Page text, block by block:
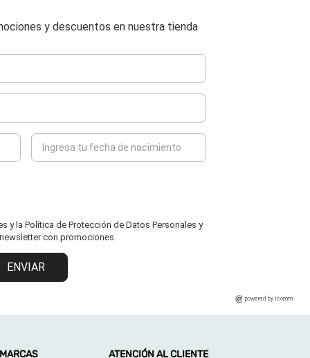
y descuentos en nuestra tienda
y la Política de Protección de Datos Personales y
con promociones.
ENVIAR
powered by icomm
ATENCIÓN AL CLIENTE